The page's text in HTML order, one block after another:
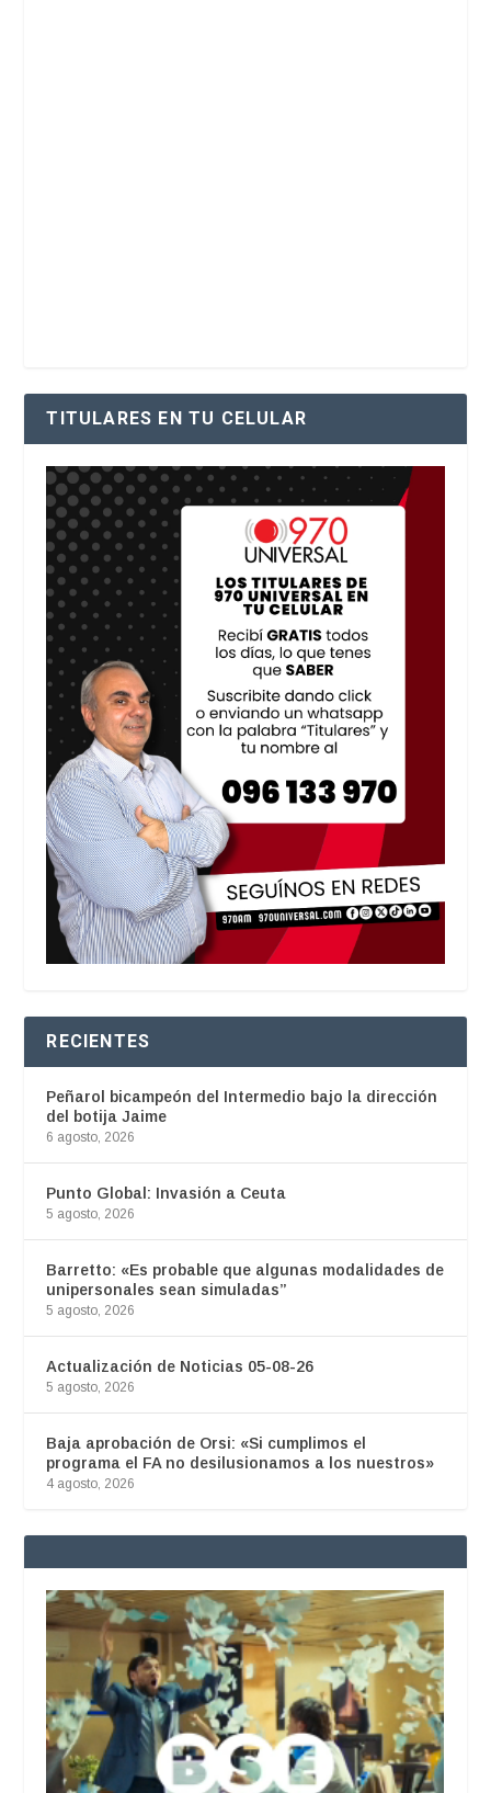
TITULARES EN TU CELULAR
RECIENTES
Peñarol bicampeón del Intermedio bajo la dirección
del botija Jaime
6 agosto, 2026
Punto Global: Invasión a Ceuta
5 agosto, 2026
Barretto: «Es probable que algunas modalidades de
unipersonales sean simuladas”
5 agosto, 2026
Actualización de Noticias 05-08-26
5 agosto, 2026
Baja aprobación de Orsi: «Si cumplimos el
programa el FA no desilusionamos a los nuestros»
4 agosto, 2026